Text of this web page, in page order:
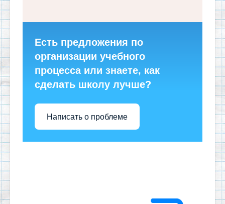
Есть предложения по
организации учебного
процесса или знаете, как
сделать школу лучше?
Написать о проблеме